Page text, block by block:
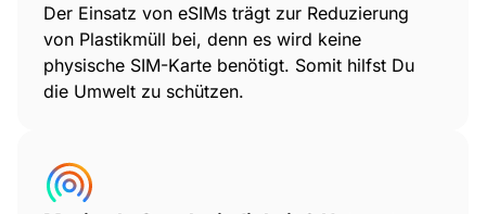
Der Einsatz von eSIMs trägt zur Reduzierung
von Plastikmüll bei, denn es wird keine
physische SIM-Karte benötigt. Somit hilfst Du
die Umwelt zu schützen.